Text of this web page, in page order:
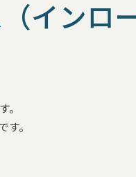
インロ
。
。